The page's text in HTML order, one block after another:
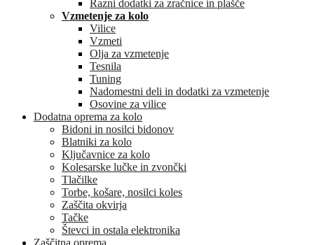
Razni dodatki za zračnice in plašče
Vzmetenje za kolo
Vilice
Vzmeti
Olja za vzmetenje
Tesnila
Tuning
Nadomestni deli in dodatki za vzmetenje
Osovine za vilice
Dodatna oprema za kolo
Bidoni in nosilci bidonov
Blatniki za kolo
Ključavnice za kolo
Kolesarske lučke in zvončki
Tlačilke
Torbe, košare, nosilci koles
Zaščita okvirja
Tačke
Števci in ostala elektronika
Zaščitna oprema